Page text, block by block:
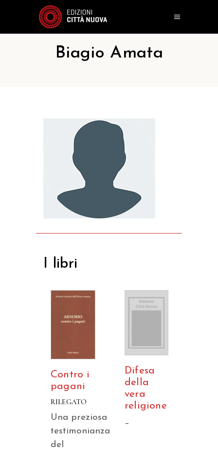
Biagio Amata
I libri
Contro i
pagani
RILEGATO
Una preziosa
testimonianza
del
Difesa
della
vera
religione
–